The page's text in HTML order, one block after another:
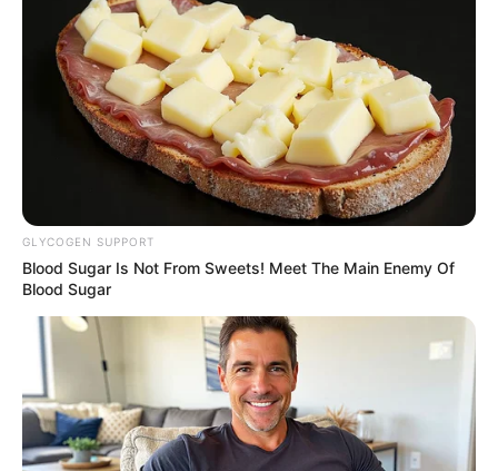
See How The Blue Lagoon Cast Has Changed After
46 Years
BRAINBERRIES
GLYCOGEN SUPPORT
Blood Sugar Is Not From Sweets! Meet The Main Enemy Of
Blood Sugar